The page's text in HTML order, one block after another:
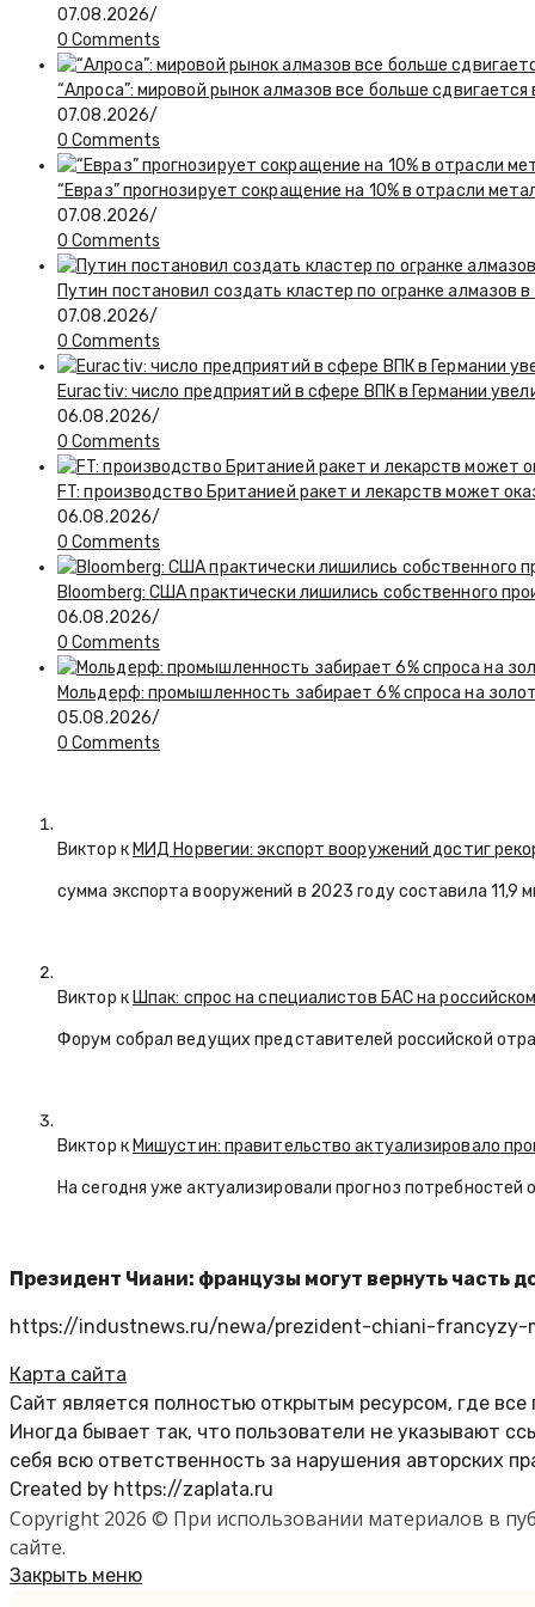
07.08.2026/
0 Comments
“Алроса”: мировой рынок алмазов все больше
07.08.2026/
0 Comments
“Евраз” прогнозирует сокращение на 10% в отрасли
07.08.2026/
0 Comments
Путин постановил создать кластер по огранке алмазов
07.08.2026/
0 Comments
Euractiv: число предприятий в сфере ВПК в Германии
06.08.2026/
0 Comments
FT: производство Британией ракет и лекарств может
06.08.2026/
0 Comments
Bloomberg: США практически лишились собственного
06.08.2026/
0 Comments
Мольдерф: промышленность забирает 6% спроса на
05.08.2026/
0 Comments
Виктор кМИД Норвегии: экспорт вооружений достиг
сумма экспорта вооружений в 2023 году составила 11,9
Виктор кШпак: спрос на специалистов БАС на
Форум собрал ведущих представителей российской
Виктор кМишустин: правительство актуализировало
На сегодня уже актуализировали прогноз
Президент Чиани: французы могут вернуть часть
https://industnews.ru/newa/prezident-chiani-
Карта сайта
Сайт является полностью открытым ресурсом, где
Иногда бывает так, что пользователи не указывают
себя всю ответственность за нарушения авторских
Created by https://zaplata.ru
Copyright 2026 © При использовании материалов в
сайте.
Закрыть меню